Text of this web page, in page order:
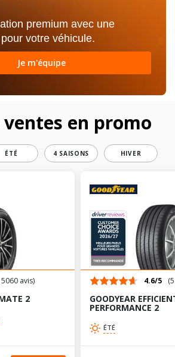
premium avec une
votre véhicule.
Je m'équipe
en promo
ÉTÉ 4 SAISONS HIVER
avis)
2
4.6/5
GOODYEAR
PERFORMANCE 2
ÉTÉ